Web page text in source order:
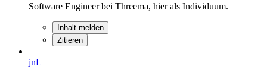
Software Engineer bei Threema, hier als Individuum.
Inhalt melden
Zitieren
jnL